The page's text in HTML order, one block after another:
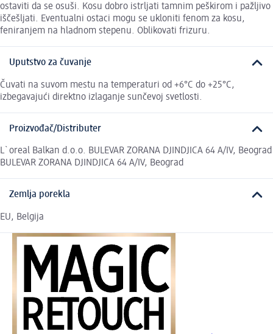
ostaviti da se osuši. Kosu dobro istrljati tamnim peškirom i pažljivo
iščešljati. Eventualni ostaci mogu se ukloniti fenom za kosu,
feniranjem na hladnom stepenu. Oblikovati frizuru.
Uputstvo za čuvanje
Čuvati na suvom mestu na temperaturi od +6°C do +25°C,
izbegavajući direktno izlaganje sunčevoj svetlosti.
Proizvođač/Distributer
L`oreal Balkan d.o.o. BULEVAR ZORANA DJINDJICA 64 A/IV, Beograd
BULEVAR ZORANA DJINDJICA 64 A/IV, Beograd
Zemlja porekla
EU, Belgija